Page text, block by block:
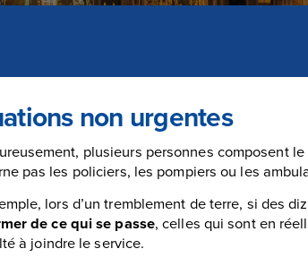
non urgentes
plusieurs personnes composent
pas les policiers, les pompiers ou les
lors d’un tremblement de terre, si des
de ce qui se passe, celles qui sont en
à joindre le service.